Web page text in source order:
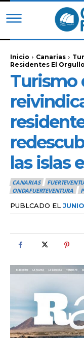
Inicio Canarias
Residentes El
Turismo
las islas
CANARIAS
ONDAFUERTEVENTURA
PUBLCADO EL